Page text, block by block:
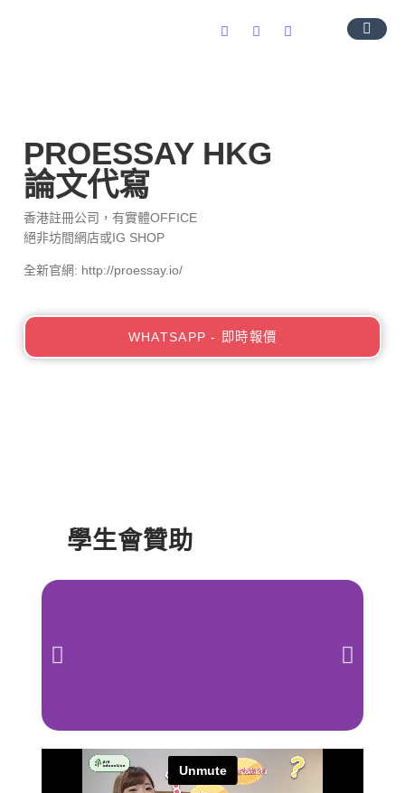
PROESSAY HKG
論文代寫
香港註冊公司，有實體OFFICE
絕非坊間網店或IG SHOP
全新官網: http://proessay.io/
WHATSAPP - 即時報價
學生會贊助